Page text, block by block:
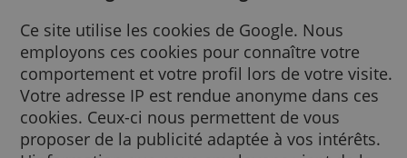
Pour plus d’informations, vous pouvez
le site Addthis.com, et éventuellement
le réglage de ces cookies.
Les Tracking Cookies de Google